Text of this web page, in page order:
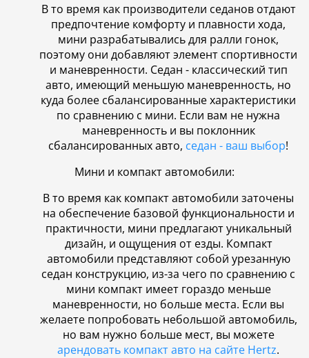
В то время как производители седанов отдают
предпочтение комфорту и плавности хода,
мини разрабатывались для ралли гонок,
поэтому они добавляют элемент спортивности
и маневренности. Седан - классический тип
авто, имеющий меньшую маневренность, но
куда более сбалансированные характеристики
по сравнению с мини. Если вам не нужна
маневренность и вы поклонник
сбалансированных авто, седан - ваш выбор!
Мини и компакт автомобили:
В то время как компакт автомобили заточены
на обеспечение базовой функциональности и
практичности, мини предлагают уникальный
дизайн, и ощущения от езды. Компакт
автомобили представляют собой урезанную
седан конструкцию, из-за чего по сравнению с
мини компакт имеет гораздо меньше
маневренности, но больше места. Если вы
желаете попробовать небольшой автомобиль,
но вам нужно больше мест, вы можете
арендовать компакт авто на сайте Hertz.